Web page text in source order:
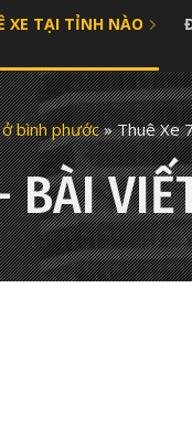
XE TẠI TỈNH NÀO
bình phước»Thuê Xe
BÀI